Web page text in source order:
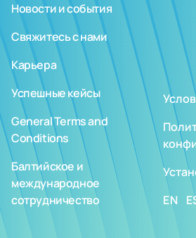
Новости и события
Свяжитесь с нами
Карьера
Успешные кейсы
General Terms and
Conditions
Балтийское и
международное
сотрудничество
EN